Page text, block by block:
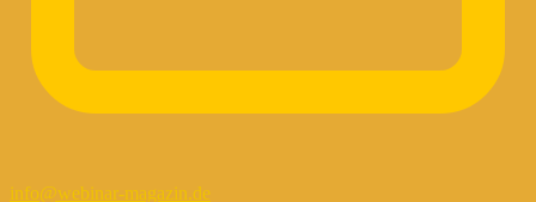
info@webinar-magazin.de